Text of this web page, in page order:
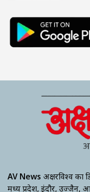
AV News अक्षरविश्व का
मध्य प्रदेश, इंदौर, उज्जैन,